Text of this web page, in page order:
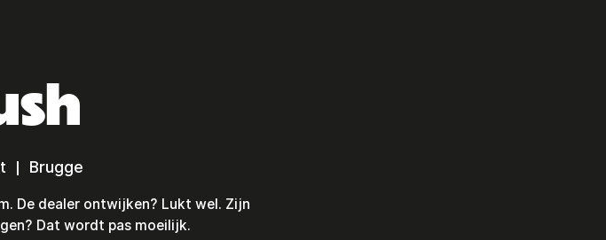
  |
Brugge
De dealer ontwijken? Lukt wel. Zijn
Dat wordt pas moeilijk.